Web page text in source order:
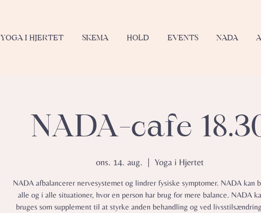
YOGA I HJERTET SKEMA HOLD EVENTS NADA
NADA-cafe
ons. 14. aug. Yoga i Hjertet
NADA afbalancerer nervesystemet og lindrer fysiske symptomer.​ NADA kan
alle og i alle situationer, hvor en person har brug for mere balance. NADA
bruges som supplement til at styrke anden behandling og ved